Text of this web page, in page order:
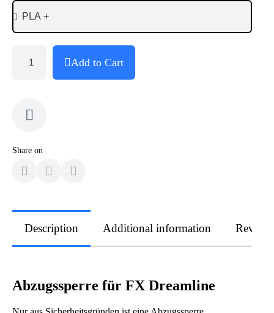
Add to Cart
Share on
Description Additional information
Abzugssperre für FX Dreamline